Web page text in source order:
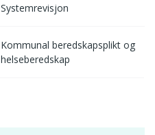
Systemrevisjon
Kommunal beredskapsplikt og
helseberedskap